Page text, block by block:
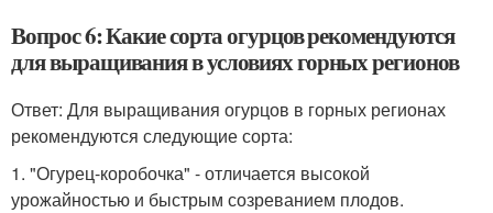
Вопрос 6: Какие сорта огурцов рекомендуются
для выращивания в условиях горных регионов
Ответ: Для выращивания огурцов в горных регионах
рекомендуются следующие сорта:
1. "Огурец-коробочка" - отличается высокой
урожайностью и быстрым созреванием плодов.